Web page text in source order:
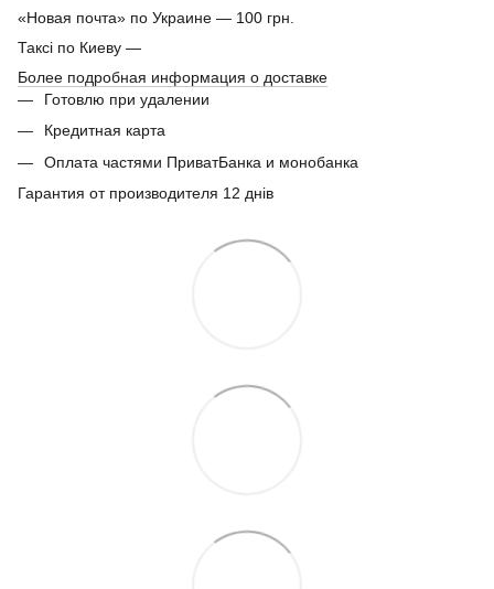
«Новая почта» по Украине — 100 грн.
Таксі по Киеву —
Более подробная информация о доставке
Готовлю при удалении
Кредитная карта
Оплата частями ПриватБанка и монобанка
Гарантия от производителя 12 днів